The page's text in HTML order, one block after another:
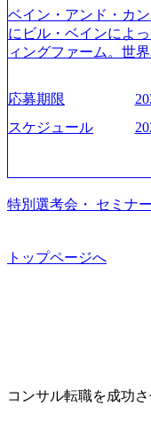
きます。 ※本求人は
す。 ※案件によって
す。 ＜ITコンサルタ
模基幹システムにお
想策定、開発マネジ
います。 生成AIなど
の業務革新と効率化
の要望を深くヒアリ
による開発支援まで
プロジェクト提案・
流での現状分析、顧
ルティング領域)から
ry-safety-network)（
導入で基幹システムを
se-studies/consumer-
る 日本では2.3万人以
を上回る規模感)、営
を遂げていることか
の技術者を抱えてお
て日本国内2番目に
数が多く、特にIT領域に強みを持つ
ーケットプレイス」
職率も21.8%（2023
資格も保有、さまざ
と蓄積されたノウハ
を開発し、それらを
ティングサービスを提
96dc8f2-7d54-42b9-
ムコンサルティング会
dam/abeam/jp/ja/about/
e_jpn_4.pdf) 『SAP
ルティング、社員の
w.businessinsider.jp/
ンサルティング会社
ベイン・アンド・カ
にビル・ベインによ
ィングファーム。世
アントにお届けする
果』である。」この
れた。クライアント
に、提言を具体的な
「結果主義」を標榜
現を目標に、具体的
（真北）という言葉
外オフィスへのトラ
東京オフィスに来る
応募期限
スケジュール
特別選考会・ セミナ
トップページへ
コンサル転職を成功さ